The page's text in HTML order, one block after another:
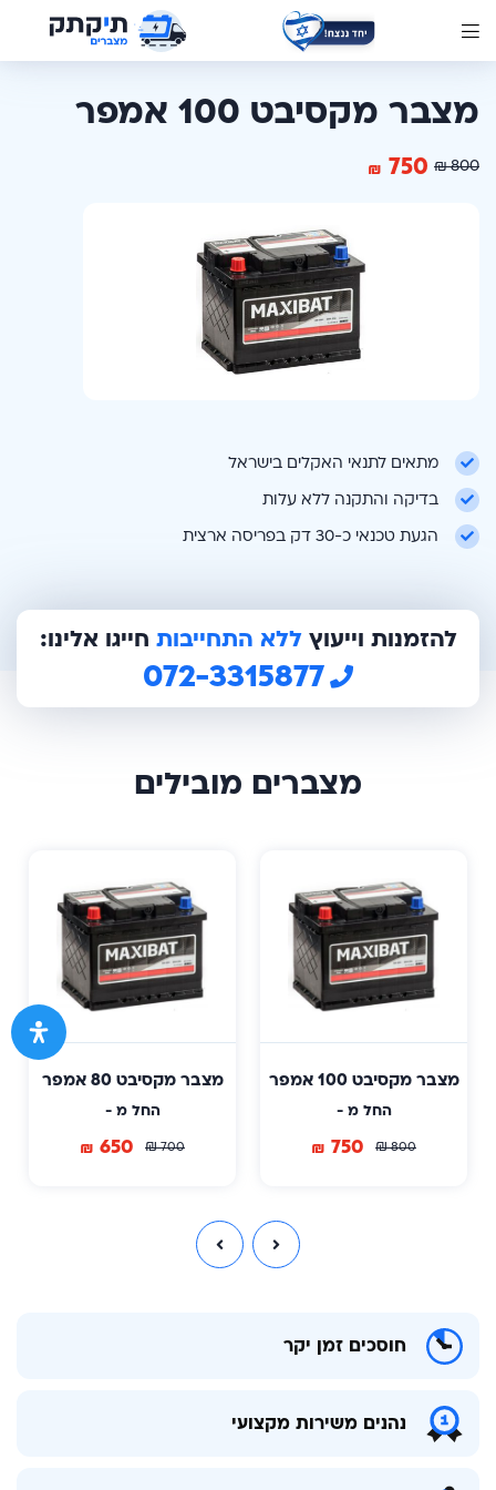
מצבר מקסיבט 100 אמפר
800
₪
750
₪
מתאים לתנאי האקלים בישראל
בדיקה והתקנה ללא עלות
הגעת טכנאי כ-30 דק בפריסה ארצית
להזמנות וייעוץללא התחייבות חייגו אלינו:
072-3315877
מצברים מובילים
מצבר מקסיבט 100 אמפר
החל מ -
800
₪
750
₪
מצבר מקסיבט 80 אמפר
החל מ -
700
₪
650
₪
חוסכים זמן יקר
נהנים משירות מקצועי